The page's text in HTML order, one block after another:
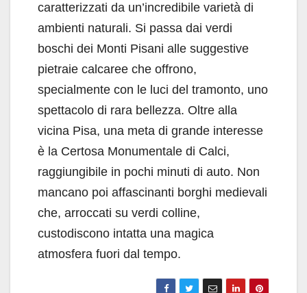
caratterizzati da un’incredibile varietà di
ambienti naturali. Si passa dai verdi
boschi dei Monti Pisani alle suggestive
pietraie calcaree che offrono,
specialmente con le luci del tramonto, uno
spettacolo di rara bellezza. Oltre alla
vicina Pisa, una meta di grande interesse
è la Certosa Monumentale di Calci,
raggiungibile in pochi minuti di auto. Non
mancano poi affascinanti borghi medievali
che, arroccati su verdi colline,
custodiscono intatta una magica
atmosfera fuori dal tempo.